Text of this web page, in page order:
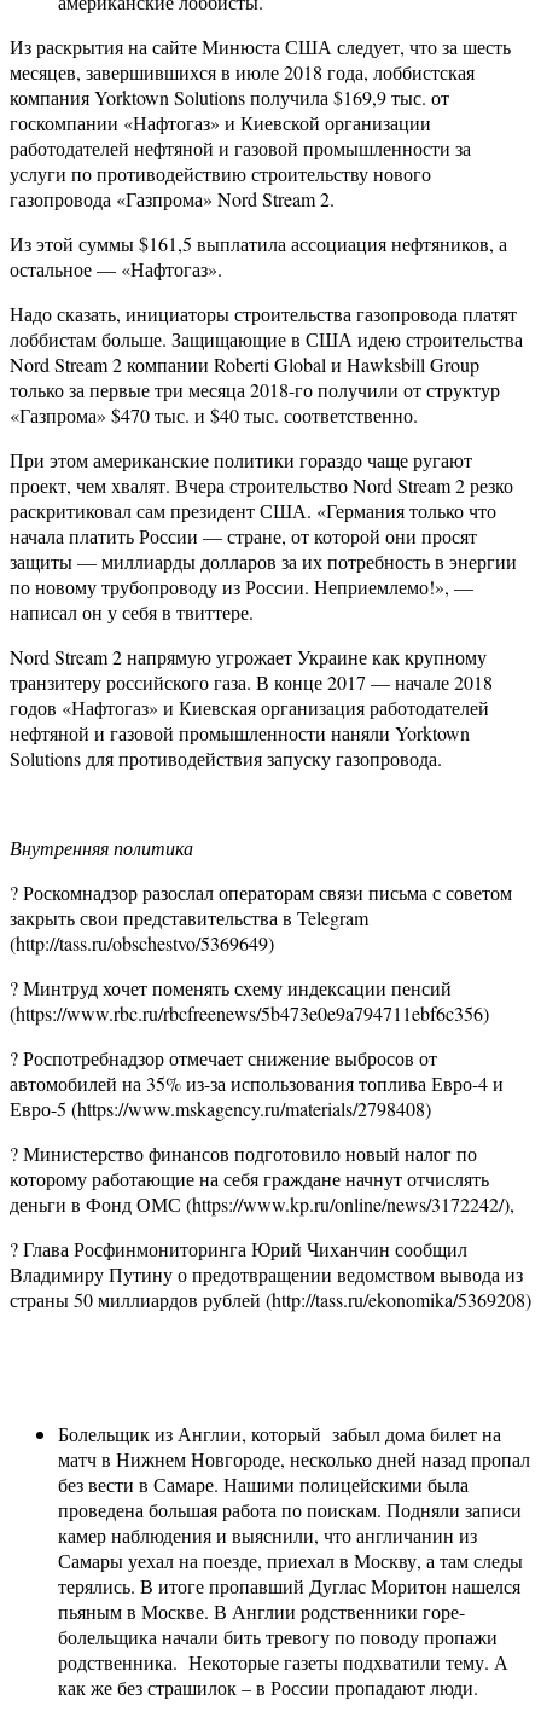
Из раскрытия на сайте Минюста США следует, что за шесть
месяцев, завершившихся в июле 2018 года, лоббистская
компания Yorktown Solutions получила $169,9 тыс. от
госкомпании «Нафтогаз» и Киевской организации
работодателей нефтяной и газовой промышленности за
услуги по противодействию строительству нового
газопровода «Газпрома» Nord Stream 2.
Из этой суммы $161,5 выплатила ассоциация нефтяников, а
остальное — «Нафтогаз».
Надо сказать, инициаторы строительства газопровода платят
лоббистам больше. Защищающие в США идею строительства
Nord Stream 2 компании Roberti Global и Hawksbill Group
только за первые три месяца 2018-го получили от структур
«Газпрома» $470 тыс. и $40 тыс. соответственно.
При этом американские политики гораздо чаще ругают
проект, чем хвалят. Вчера строительство Nord Stream 2 резко
раскритиковал сам президент США. «Германия только что
начала платить России — стране, от которой они просят
защиты — миллиарды долларов за их потребность в энергии
по новому трубопроводу из России. Неприемлемо!», —
написал он у себя в твиттере.
Nord Stream 2 напрямую угрожает Украине как крупному
транзитеру российского газа. В конце 2017 — начале 2018
годов «Нафтогаз» и Киевская организация работодателей
нефтяной и газовой промышленности наняли Yorktown
Solutions для противодействия запуску газопровода.
Внутренняя политика
? Роскомнадзор разослал операторам связи письма с советом
закрыть свои представительства в Telegram
(http://tass.ru/obschestvo/5369649)
? Минтруд хочет поменять схему индексации пенсий
(https://www.rbc.ru/rbcfreenews/5b473e0e9a794711ebf6c356)
? Роспотребнадзор отмечает снижение выбросов от
автомобилей на 35% из-за использования топлива Евро-4 и
Евро-5 (https://www.mskagency.ru/materials/2798408)
? Министерство финансов подготовило новый налог по
которому работающие на себя граждане начнут отчислять
деньги в Фонд ОМС (https://www.kp.ru/online/news/3172242/),
? Глава Росфинмониторинга Юрий Чиханчин сообщил
Владимиру Путину о предотвращении ведомством вывода из
страны 50 миллиардов рублей (http://tass.ru/ekonomika/5369208)
Болельщик из Англии, который забыл дома билет на
матч в Нижнем Новгороде, несколько дней назад пропал
без вести в Самаре. Нашими полицейскими была
проведена большая работа по поискам. Подняли записи
камер наблюдения и выяснили, что англичанин из
Самары уехал на поезде, приехал в Москву, а там следы
терялись. В итоге пропавший Дуглас Моритон нашелся
пьяным в Москве. В Англии родственники горе-
болельщика начали бить тревогу по поводу пропажи
родственника. Некоторые газеты подхватили тему. А
как же без страшилок – в России пропадают люди.